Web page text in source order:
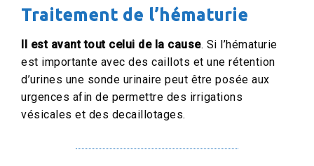
Traitement de l’hématurie
Il est avant tout celui de la cause. Si l’hématurie
est importante avec des caillots et une rétention
d’urines une sonde urinaire peut être posée aux
urgences afin de permettre des irrigations
vésicales et des decaillotages.